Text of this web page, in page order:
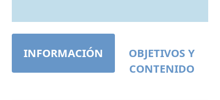
INFORMACIÓN
OBJETIVOS Y
CONTENIDO